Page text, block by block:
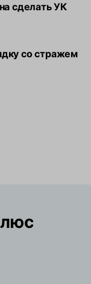
сделать УК
со стражем